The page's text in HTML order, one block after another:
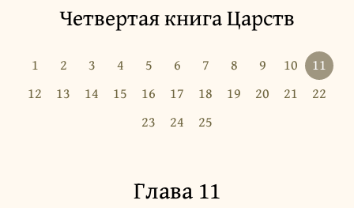
Четвертая книга Царств
1 2 3 4 5 6 7 8 9 10
11
12
13 14 15 16 17 18 19 20 21
22
23
24 25
Глава 11